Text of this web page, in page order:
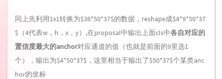
同上先利用1x1转换为$36*50*37$的数据，reshape成$4*9*50*37
$（4代表w，h，x，y）,在proposal中输出上面cls中各自对应的
置信度最大的anchor对应通道的值（也就是前面的9里选1
个），输出为$4*50*37$，这里相当于输出了$50*37$个某类anc
hor的坐标